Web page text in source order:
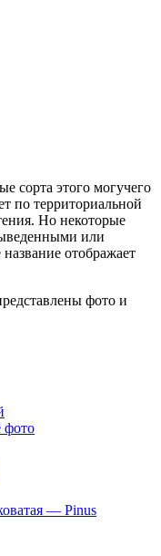
сорта этого могучего
по территориальной
Но некоторые
или
отображает
фото и
фото
— Pinus